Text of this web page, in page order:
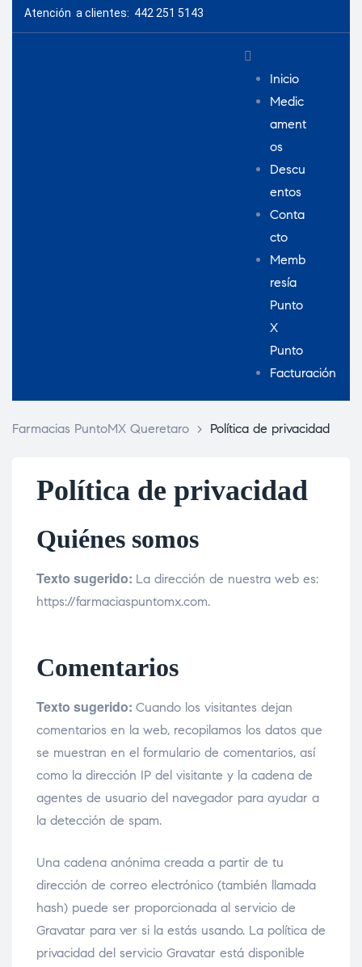
Atención a clientes: 442 251 5143
Inicio
Medic
ament
os
Descu
entos
Conta
cto
Memb
resía
Punto
X
Punto
Facturación
Farmacias PuntoMX Queretaro > Política de privacidad
Política de privacidad
Quiénes somos
Texto sugerido: La dirección de nuestra web es:
https://farmaciaspuntomx.com.
Comentarios
Texto sugerido: Cuando los visitantes dejan
comentarios en la web, recopilamos los datos que
se muestran en el formulario de comentarios, así
como la dirección IP del visitante y la cadena de
agentes de usuario del navegador para ayudar a
la detección de spam.
Una cadena anónima creada a partir de tu
dirección de correo electrónico (también llamada
hash) puede ser proporcionada al servicio de
Gravatar para ver si la estás usando. La política de
privacidad del servicio Gravatar está disponible